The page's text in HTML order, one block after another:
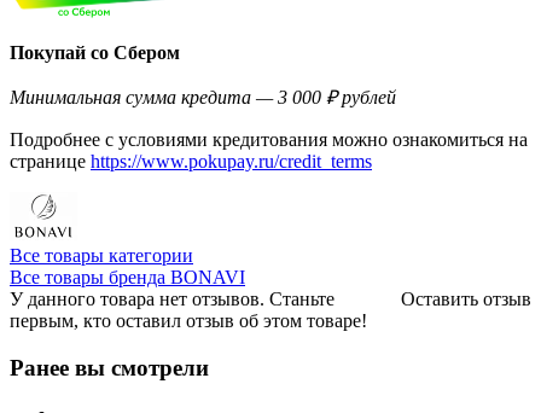
Покупай со Сбером
Минимальная сумма кредита — 3 000 ₽ рублей
Подробнее с условиями кредитования можно ознакомиться на
странице https://www.pokupay.ru/credit_terms
Все товары категории
Все товары бренда BONAVI
Оставить отзыв
У данного товара нет отзывов. Станьте
первым, кто оставил отзыв об этом товаре!
Ранее вы смотрели